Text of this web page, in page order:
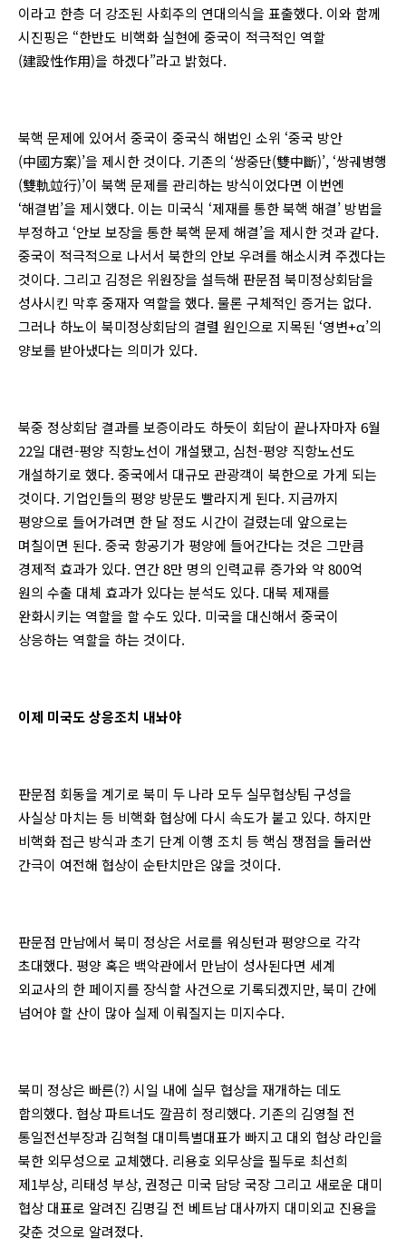
이라고 한층 더 강조된 사회주의 연대의식을 표출했다. 이와 함께
시진핑은 “한반도 비핵화 실현에 중국이 적극적인 역할
(建設性作用)을 하겠다”라고 밝혔다.
북핵 문제에 있어서 중국이 중국식 해법인 소위 ‘중국 방안
(中國方案)’을 제시한 것이다. 기존의 ‘쌍중단(雙中斷)’, ‘쌍궤병행
(雙軌竝行)’이 북핵 문제를 관리하는 방식이었다면 이번엔
‘해결법’을 제시했다. 이는 미국식 ‘제재를 통한 북핵 해결’ 방법을
부정하고 ‘안보 보장을 통한 북핵 문제 해결’을 제시한 것과 같다.
중국이 적극적으로 나서서 북한의 안보 우려를 해소시켜 주겠다는
것이다. 그리고 김정은 위원장을 설득해 판문점 북미정상회담을
성사시킨 막후 중재자 역할을 했다. 물론 구체적인 증거는 없다.
그러나 하노이 북미정상회담의 결렬 원인으로 지목된 ‘영변+α’의
양보를 받아냈다는 의미가 있다.
북중 정상회담 결과를 보증이라도 하듯이 회담이 끝나자마자 6월
22일 대련-평양 직항노선이 개설됐고, 심천-평양 직항노선도
개설하기로 했다. 중국에서 대규모 관광객이 북한으로 가게 되는
것이다. 기업인들의 평양 방문도 빨라지게 된다. 지금까지
평양으로 들어가려면 한 달 정도 시간이 걸렸는데 앞으로는
며칠이면 된다. 중국 항공기가 평양에 들어간다는 것은 그만큼
경제적 효과가 있다. 연간 8만 명의 인력교류 증가와 약 800억
원의 수출 대체 효과가 있다는 분석도 있다. 대북 제재를
완화시키는 역할을 할 수도 있다. 미국을 대신해서 중국이
상응하는 역할을 하는 것이다.
이제 미국도 상응조치 내놔야
판문점 회동을 계기로 북미 두 나라 모두 실무협상팀 구성을
사실상 마치는 등 비핵화 협상에 다시 속도가 붙고 있다. 하지만
비핵화 접근 방식과 초기 단계 이행 조치 등 핵심 쟁점을 둘러싼
간극이 여전해 협상이 순탄치만은 않을 것이다.
판문점 만남에서 북미 정상은 서로를 워싱턴과 평양으로 각각
초대했다. 평양 혹은 백악관에서 만남이 성사된다면 세계
외교사의 한 페이지를 장식할 사건으로 기록되겠지만, 북미 간에
넘어야 할 산이 많아 실제 이뤄질지는 미지수다.
북미 정상은 빠른(?) 시일 내에 실무 협상을 재개하는 데도
합의했다. 협상 파트너도 깔끔히 정리했다. 기존의 김영철 전
통일전선부장과 김혁철 대미특별대표가 빠지고 대외 협상 라인을
북한 외무성으로 교체했다. 리용호 외무상을 필두로 최선희
제1부상, 리태성 부상, 권정근 미국 담당 국장 그리고 새로운 대미
협상 대표로 알려진 김명길 전 베트남 대사까지 대미외교 진용을
갖춘 것으로 알려졌다.